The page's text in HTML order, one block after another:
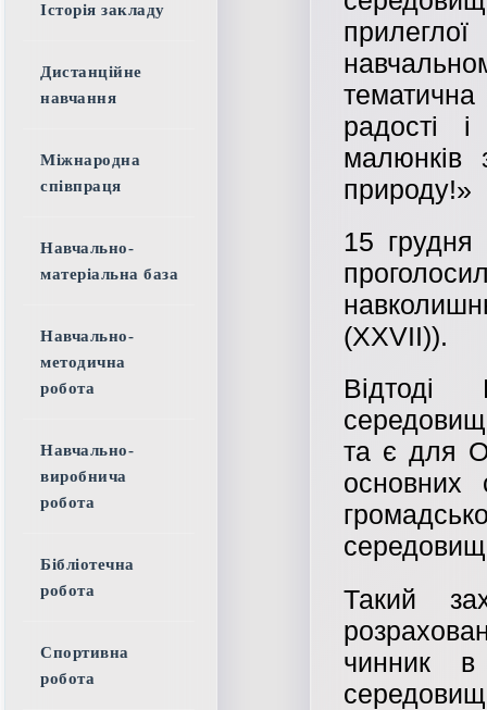
радості
природу!»
15
(XXVII)).
Відтоді
та є для
основних
Такий
чинник в
Історія закладу
Дистанційне
навчання
Міжнародна
співпраця
Навчально-
матеріальна база
Навчально-
методична
робота
Навчально-
виробнича
робота
Бібліотечна
робота
Спортивна
робота